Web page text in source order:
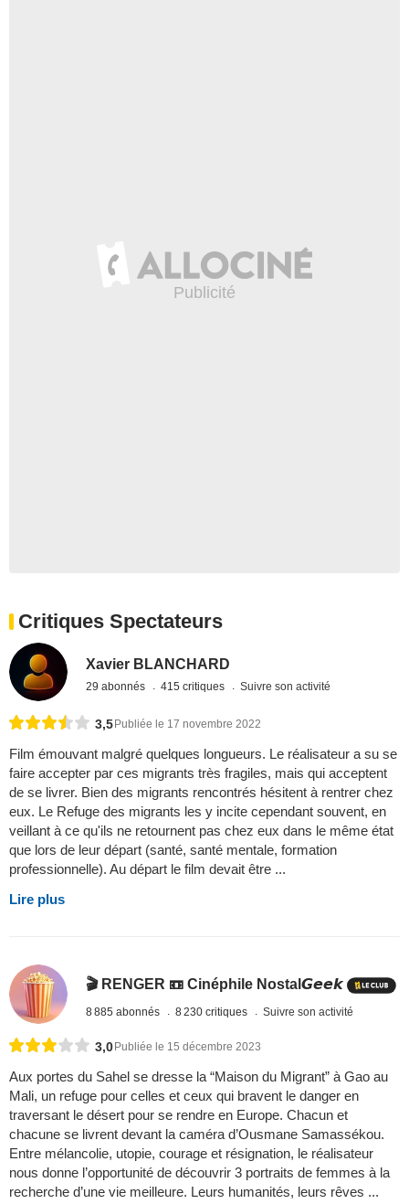
Critiques Spectateurs
Xavier BLANCHARD
29 abonnés 415 critiques Suivre son activité
3,5 Publiée le 17 novembre 2022
Film émouvant malgré quelques longueurs. Le réalisateur a su se
faire accepter par ces migrants très fragiles, mais qui acceptent
de se livrer. Bien des migrants rencontrés hésitent à rentrer chez
eux. Le Refuge des migrants les y incite cependant souvent, en
veillant à ce qu'ils ne retournent pas chez eux dans le même état
que lors de leur départ (santé, santé mentale, formation
professionnelle). Au départ le film devait être ...
Lire plus
🎬 RENGER 📼 Cinéphile Nostal𝙂𝙚𝙚𝙠
8 885 abonnés 8 230 critiques Suivre son activité
3,0Publiée le 15 décembre 2023
Aux portes du Sahel se dresse la “Maison du Migrant” à Gao au
Mali, un refuge pour celles et ceux qui bravent le danger en
traversant le désert pour se rendre en Europe. Chacun et
chacune se livrent devant la caméra d’Ousmane Samassékou.
Entre mélancolie, utopie, courage et résignation, le réalisateur
nous donne l’opportunité de découvrir 3 portraits de femmes à la
recherche d’une vie meilleure. Leurs humanités, leurs rêves ...